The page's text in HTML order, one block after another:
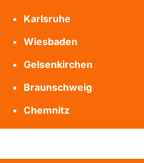
Karlsruhe
Wiesbaden
Gelsenkirchen
Braunschweig
Chemnitz